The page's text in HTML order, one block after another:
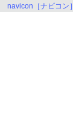
navicon［ナビコン］